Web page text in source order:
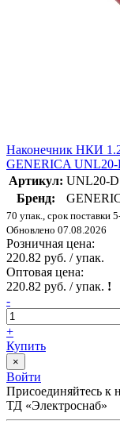
Наконечник НКИ
GENERICA UNL20-
Артикул: UNL20-
Бренд:
70 упак., срок поставки
Обновлено 07.08.2026
Розничная цена:
220.82 руб. / упак.
Оптовая цена:
220.82 руб. / упак. !
-
+
Купить
×
Войти
Присоединяйтесь к
ТД «Электроснаб»